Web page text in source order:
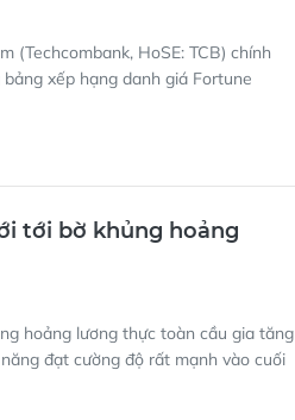
(Techcombank, HoSE: TCB) chính
xếp hạng danh giá Fortune
tới bờ khủng hoảng
hoảng lương thực toàn cầu gia tăng
đạt cường độ rất mạnh vào cuối